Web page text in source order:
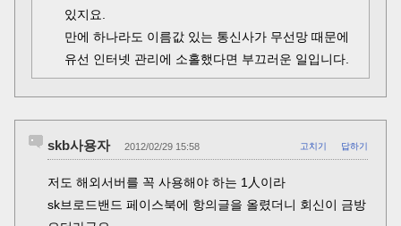
있지요.
만에 하나라도 이름값 있는 통신사가 무선망 때문에
유선 인터넷 관리에 소홀했다면 부끄러운 일입니다.
skb사용자 2012/02/29 15:58 고치기 답하기
저도 해외서버를 꼭 사용해야 하는 1人이라
sk브로드밴드 페이스북에 항의글을 올렸더니 회신이 금방